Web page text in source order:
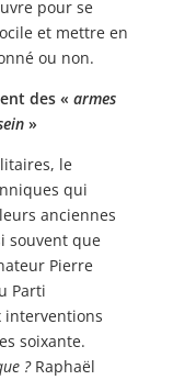
pour se
et mettre en
ou non.
des « armes
»
le
qui
anciennes
souvent que
Pierre
Parti
interventions
soixante.
? Raphaël